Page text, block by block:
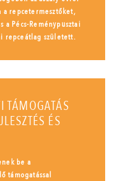
repcetermesztőket,
a Pécs-Reménypusztai
repceátlag született.
TÁMOGATÁS
ÉS
be a
támogatással